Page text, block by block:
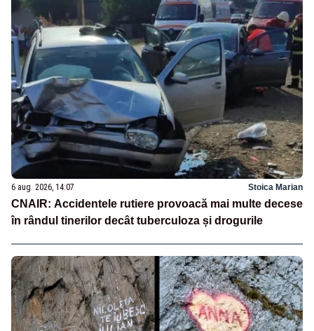
6 aug. 2026, 14:07 Stoica Marian
CNAIR: Accidentele rutiere provoacă mai multe decese
în rândul tinerilor decât tuberculoza și drogurile